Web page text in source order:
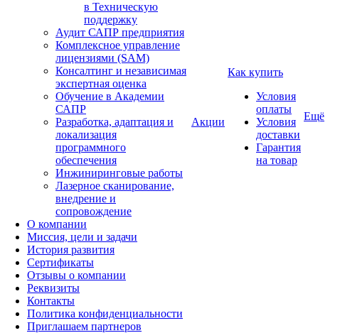
в Техническую
поддержку
Аудит САПР предприятия
Комплексное управление
лицензиями (SAM)
Консалтинг и независимая
экспертная оценка
Обучение в Академии
САПР
Разработка, адаптация и
локализация
программного
обеспечения
Инжиниринговые работы
Лазерное сканирование,
внедрение и
сопровождение
О компании
Миссия, цели и задачи
История развития
Сертификаты
Отзывы о компании
Реквизиты
Контакты
Политика конфиденциальности
Приглашаем партнеров
Акции
Как купить
Условия
оплаты
Условия
доставки
Гарантия
на товар
Ещё